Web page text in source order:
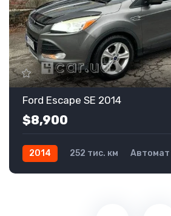
Ford Escape SE 2014
$8,900
2014 252 тис. км Автомат